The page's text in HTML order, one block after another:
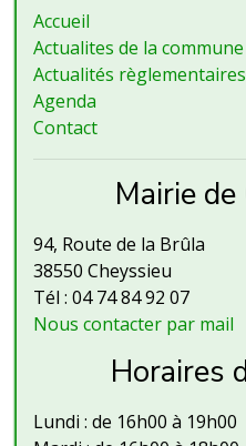
Accueil
Actualites de la commune
Actualités règlementaires
Agenda
Contact
Mairie
94, Route de la Brûla
38550 Cheyssieu
Tél : 04 74 84 92 07
Nous contacter par mail
Horaires
Lundi : de 16h00 à 19h00